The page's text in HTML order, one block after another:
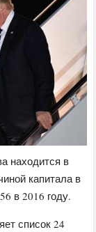
находится в
капитала в
в 2016 году.
список 24